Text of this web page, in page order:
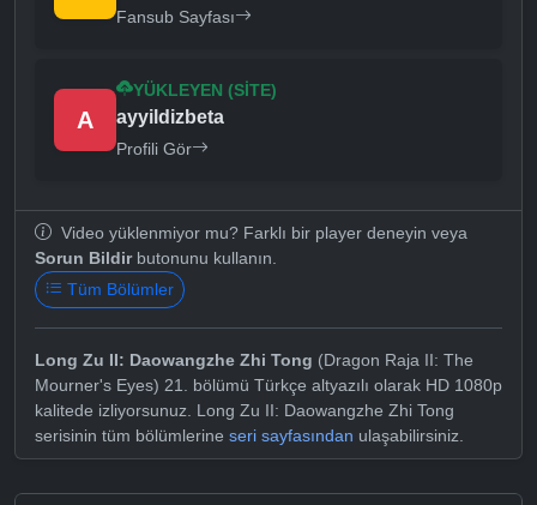
Fansub Sayfası
A
YÜKLEYEN (SITE)
ayyildizbeta
Profili Gör
Video yüklenmiyor mu? Farklı bir player deneyin veya
Sorun Bildirbutonunu kullanın.
Tüm Bölümler
Long Zu II: Daowangzhe Zhi Tong (Dragon Raja II: The
Mourner's Eyes) 21. bölümü Türkçe altyazılı olarak HD 1080p
kalitede izliyorsunuz. Long Zu II: Daowangzhe Zhi Tong
serisinin tüm bölümlerine seri sayfasından ulaşabilirsiniz.